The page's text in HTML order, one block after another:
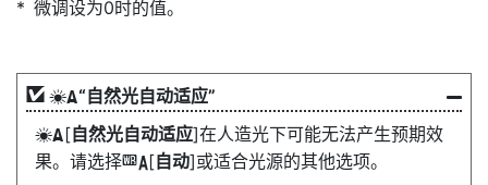
微调设为0时的值。
D“自然光自动适应”
D[自然光自动适应]在人造光下可能无法产生预期效
果。请选择4[自动]或适合光源的其他选项。